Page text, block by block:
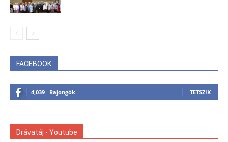
FACEBOOK
4,039 Rajongók TETSZIK
Drávatáj - Youtube